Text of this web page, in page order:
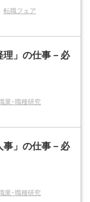
転職フェア
理」の仕事－必
業･職種研究
事」の仕事－必
業･職種研究